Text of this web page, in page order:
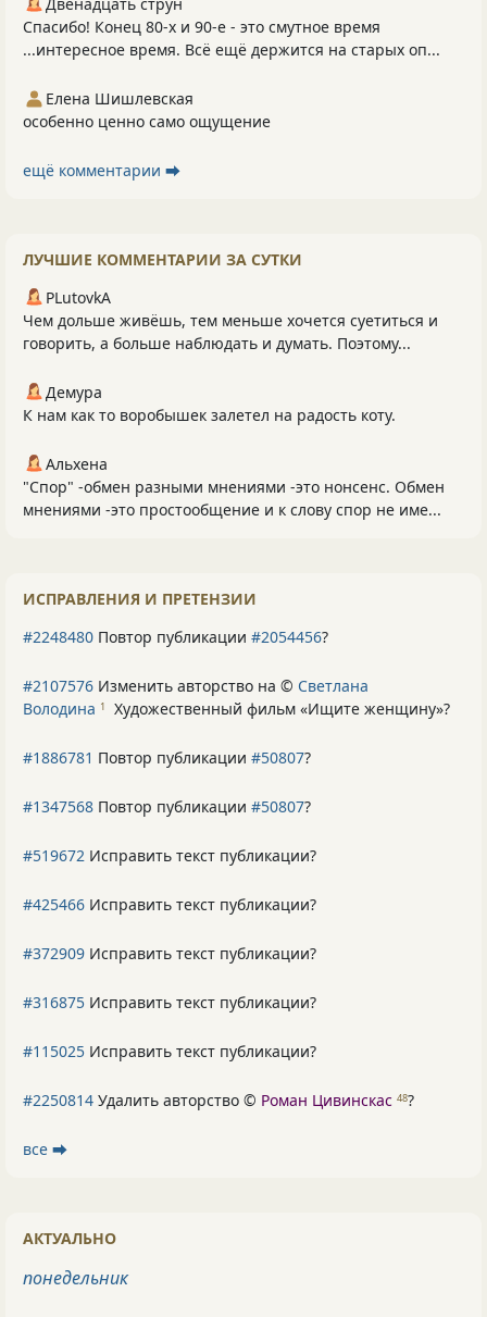
Спасибо! Конец 80-х и 90-е - это смутное время
...интересное время. Всё ещё держится на старых оп...
Елена Шишлевская
особенно ценно само ощущение
ещё комментарии ⮕
ЛУЧШИЕ КОММЕНТАРИИ ЗА СУТКИ
PLutоvkА
Чем дольше живёшь, тем меньше хочется суетиться и
говорить, а больше наблюдать и думать. Поэтому...
Демура
К нам как то воробышек залетел на радость коту.
Альхена
"Спор" -обмен разными мнениями -это нонсенс. Обмен
мнениями -это простообщение и к слову спор не име...
ИСПРАВЛЕНИЯ И ПРЕТЕНЗИИ
#2248480 Повтор публикации #2054456?
#2107576 Изменить авторство на © Светлана
Володина 1 Художественный фильм «Ищите женщину»?
#1886781 Повтор публикации #50807?
#1347568 Повтор публикации #50807?
#519672 Исправить текст публикации?
#425466 Исправить текст публикации?
#372909 Исправить текст публикации?
#316875 Исправить текст публикации?
#115025 Исправить текст публикации?
#2250814 Удалить авторство © Роман Цивинскас 48?
все ⮕
АКТУАЛЬНО
понедельник